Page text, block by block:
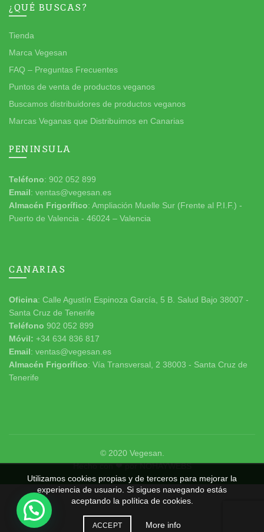
¿QUÉ BUSCAS?
Tienda
Marca Vegesan
FAQ – Preguntas Frecuentes
Puntos de venta de productos veganos
Buscamos distribuidores de productos veganos
Marcas Veganas que Distribuimos en Canarias
PENINSULA
Teléfono: 902 052 899
Email: ventas@vegesan.es
Almacén Frigorífico: Ampliación Muelle Sur (Frente al P.I.F.) -
Puerto de Valencia - 46024 – Valencia
CANARIAS
Oficina: Calle Agustín Espinoza García, 5 B. Salud Bajo 38007 -
Santa Cruz de Tenerife
Teléfono 902 052 899
Móvil: +34 634 836 817
Email: ventas@vegesan.es
Almacén Frigorífico: Vía Transversal, 2 38003 - Santa Cruz de
Tenerife
© 2020 Vegesan
Hecho con ❤ porNOHAYWEBS
Utilizamos cookies propias y de terceros para mejorar la
experiencia de usuario. Si sigues navegando estás
aceptando la política de cookies.
ACCEPT More info